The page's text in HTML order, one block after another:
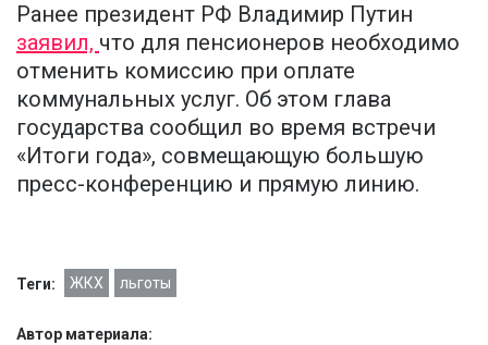
Ранее президент РФ Владимир Путин
заявил, что для пенсионеров необходимо
отменить комиссию при оплате
коммунальных услуг. Об этом глава
государства сообщил во время встречи
«Итоги года», совмещающую большую
пресс-конференцию и прямую линию.
Теги: ЖКХ льготы
Автор материала: